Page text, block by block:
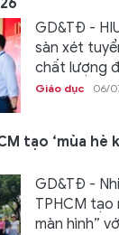
GD&TĐ -
sàn xét
chất lượng
Giáo dục 06/
tạo ‘mùa hè
GD&TĐ -
TPHCM tạo
màn hình”